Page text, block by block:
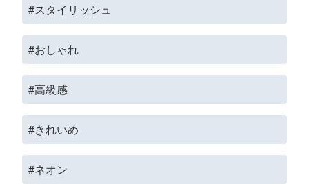
#スタイリッシュ
#おしゃれ
#高級感
#きれいめ
#ネオン